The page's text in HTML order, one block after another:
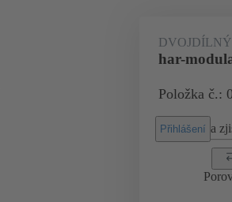
har-
Položka č.:
Přihlášení a